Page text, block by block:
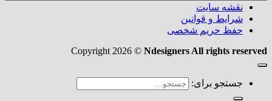
نقشه سایت
شرایط و قوانین
حفظ حریم شخصی
Copyright 2026 © Ndesigners All rights reserved
جستجو برای: